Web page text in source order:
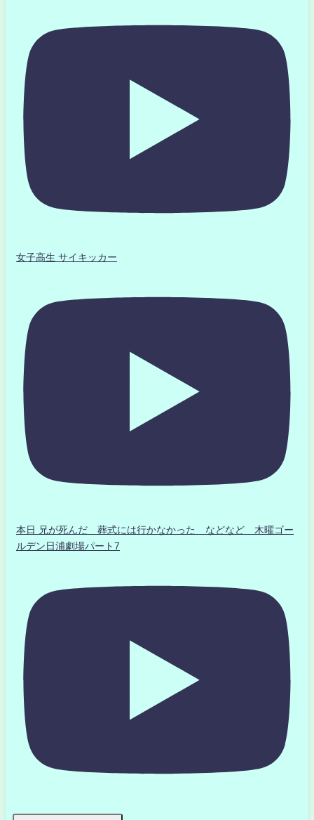
女子高生 サイキッカー
本日 兄が死んだ 葬式には行かなかった などなど 木曜ゴー
ルデン日浦劇場パート7